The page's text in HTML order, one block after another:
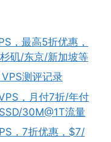
，最高5折优惠，
矶/东京/新加坡等
测评记录
，月付7折/年付
30M@1T流量
，7折优惠，$7/